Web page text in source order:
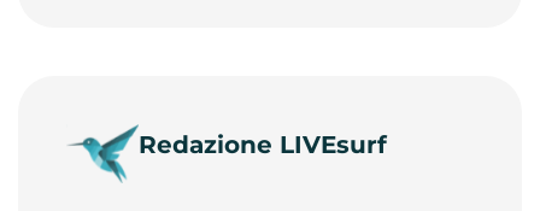
Redazione LIVEsurf